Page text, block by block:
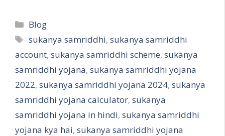
Blog
sukanya samriddhi,sukanya samriddhi
account, sukanya samriddhi scheme, sukanya
samriddhi yojana, sukanya samriddhi yojana
2022, sukanya samriddhi yojana 2024, sukanya
samriddhi yojana calculator, sukanya
samriddhi yojana in hindi, sukanya samriddhi
yojana kya hai, sukanya samriddhi yojana